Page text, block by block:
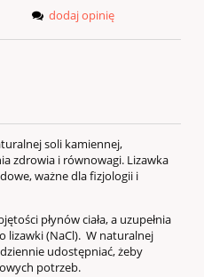
dodaj opinię
soli kamiennej,
zdrowia i równowagi. Lizawka
ważne dla fizjologii i
płynów ciała, a uzupełnia
lizawki (NaCl). W naturalnej
udostępniać, żeby
potrzeb.